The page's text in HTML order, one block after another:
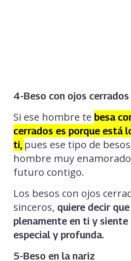
4-Beso con ojos cerrados
Si ese hombre te besa
cerrados es porque está
ti, pues ese tipo de
hombre muy
futuro contigo.
Los besos con ojos
sinceros, quiere decir
plenamente en ti y siente
especial y profunda.
5-Beso en la nariz